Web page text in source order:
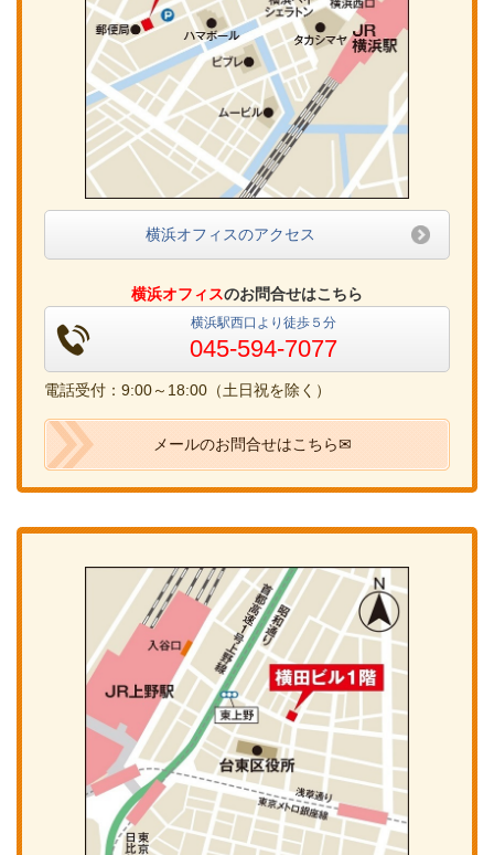
横浜オフィスのアクセス
横浜オフィスのお問合せはこちら
横浜駅西口より徒歩５分
045-594-7077
電話受付：9:00～18:00（土日祝を除く）
メールのお問合せはこちら✉